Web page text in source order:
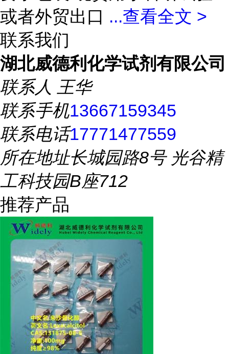
或者外贸出口 ...查看全文 >
联系我们
湖北威德利化学试剂有限公司
联系人 王华
联系手机13667159345
联系电话17771477559
所在地址长城园路8号 光谷精
工科技园B座712
推荐产品